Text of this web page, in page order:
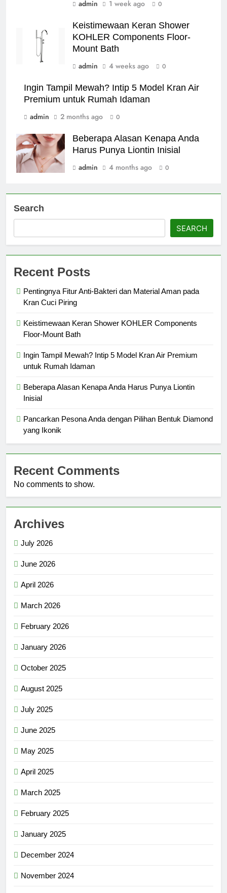
admin 1 week ago 0
Keistimewaan Keran Shower
KOHLER Components Floor-
Mount Bath
admin
4 weeks ago 0
Ingin Tampil Mewah? Intip 5 Model Kran Air
Premium untuk Rumah Idaman
admin
2 months ago 0
Beberapa Alasan Kenapa Anda
Harus Punya Liontin Inisial
admin
4 months ago 0
Search
SEARCH
Recent Posts
Pentingnya Fitur Anti-Bakteri dan Material Aman pada
Kran Cuci Piring
Keistimewaan Keran Shower KOHLER Components
Floor-Mount Bath
Ingin Tampil Mewah? Intip 5 Model Kran Air Premium
untuk Rumah Idaman
Beberapa Alasan Kenapa Anda Harus Punya Liontin
Inisial
Pancarkan Pesona Anda dengan Pilihan Bentuk Diamond
yang Ikonik
Recent Comments
No comments to show.
Archives
July 2026
June 2026
April 2026
March 2026
February 2026
January 2026
October 2025
August 2025
July 2025
June 2025
May 2025
April 2025
March 2025
February 2025
January 2025
December 2024
November 2024